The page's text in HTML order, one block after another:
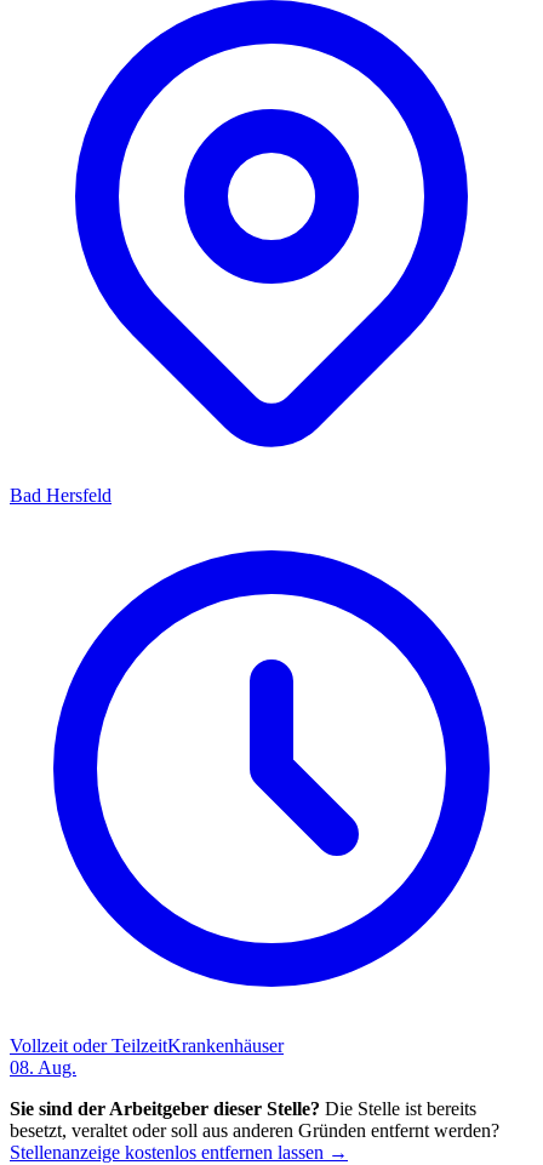
Bad Hersfeld
Vollzeit oder TeilzeitKrankenhäuser
08. Aug.
Sie sind der Arbeitgeber dieser Stelle? Die Stelle ist bereits
besetzt, veraltet oder soll aus anderen Gründen entfernt werden?
Stellenanzeige kostenlos entfernen lassen →